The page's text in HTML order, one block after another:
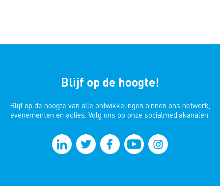
Blijf op de hoogte!
Blijf op de hoogte van alle ontwikkelingen binnen ons netwerk,
evenementen en acties. Volg ons op onze socialmediakanalen.